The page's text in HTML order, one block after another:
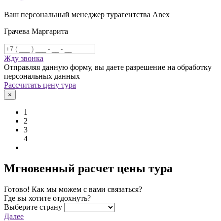
Ваш персональный менеджер турагентства Anex
Грачева Маргарита
Жду звонка
Отправляя данную форму, вы даете разрешение на обработку
персональных данных
Рассчитать цену тура
×
1
2
3
4
Мгновенный расчет цены тура
Готово! Как мы можем с вами связаться?
Где вы хотите отдохнуть?
Выберите страну
Далее